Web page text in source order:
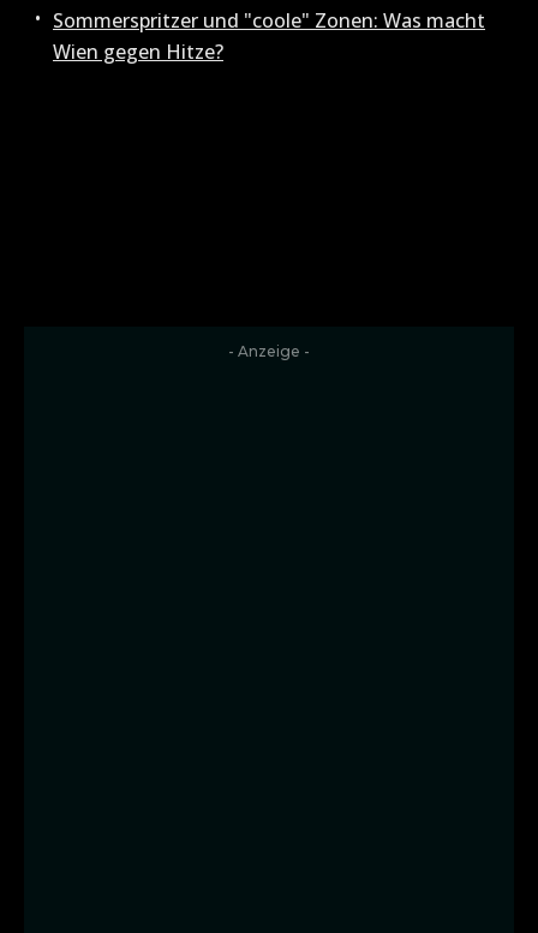
Sommerspritzer und "coole" Zonen: Was macht
Wien gegen Hitze?
- Anzeige -